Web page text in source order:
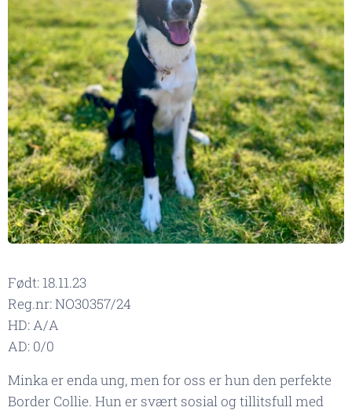
Født: 18.11.23
Reg.nr: NO30357/24
HD: A/A
AD: 0/0
Minka er enda ung, men for oss er hun den perfekte
Border Collie. Hun er svært sosial og tillitsfull med